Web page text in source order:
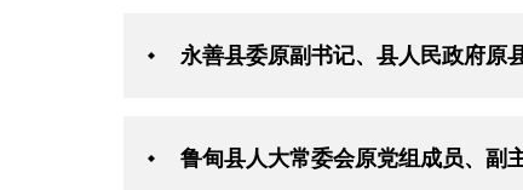
永善县委原副书记、县人民政府原
鲁甸县人大常委会原党组成员、副